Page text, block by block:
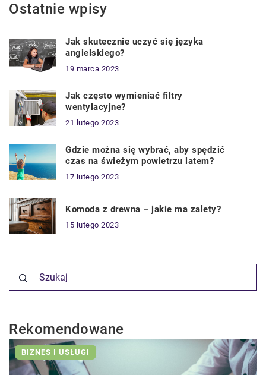
Ostatnie wpisy
Jak skutecznie uczyć się języka
angielskiego?
19 marca 2023
Jak często wymieniać filtry
wentylacyjne?
21 lutego 2023
Gdzie można się wybrać, aby spędzić
czas na świeżym powietrzu latem?
17 lutego 2023
Komoda z drewna – jakie ma zalety?
15 lutego 2023
Rekomendowane
BIZNES I USŁUGI